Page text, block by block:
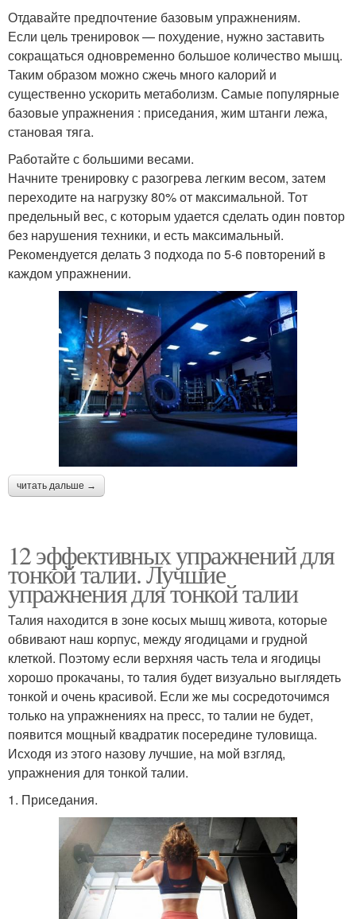
Отдавайте предпочтение базовым упражнениям.
Если цель тренировок — похудение, нужно заставить
сокращаться одновременно большое количество мышц.
Таким образом можно сжечь много калорий и
существенно ускорить метаболизм. Самые популярные
базовые упражнения : приседания, жим штанги лежа,
становая тяга.
Работайте с большими весами.
Начните тренировку с разогрева легким весом, затем
переходите на нагрузку 80% от максимальной. Тот
предельный вес, с которым удается сделать один повтор
без нарушения техники, и есть максимальный.
Рекомендуется делать 3 подхода по 5-6 повторений в
каждом упражнении.
читать дальше →
12 эффективных упражнений для
тонкой талии. Лучшие
упражнения для тонкой талии
Талия находится в зоне косых мышц живота, которые
обвивают наш корпус, между ягодицами и грудной
клеткой. Поэтому если верхняя часть тела и ягодицы
хорошо прокачаны, то талия будет визуально выглядеть
тонкой и очень красивой. Если же мы сосредоточимся
только на упражнениях на пресс, то талии не будет,
появится мощный квадратик посередине туловища.
Исходя из этого назову лучшие, на мой взгляд,
упражнения для тонкой талии.
1. Приседания.